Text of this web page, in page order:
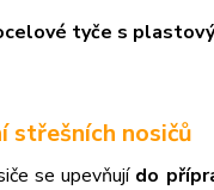
tyče s
střešních nosičů
se upevňují do